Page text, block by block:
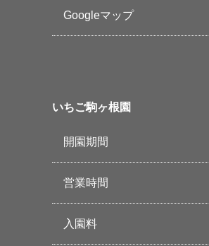
Googleマップ
いちご駒ヶ根園
開園期間
営業時間
入園料